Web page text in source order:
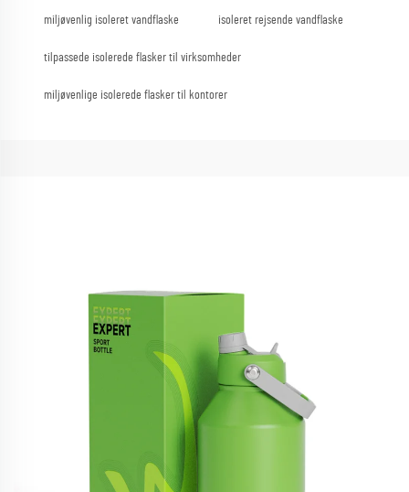
miljøvenlig isoleret vandflaske isoleret rejsende vandflaske
tilpassede isolerede flasker til virksomheder
miljøvenlige isolerede flasker til kontorer